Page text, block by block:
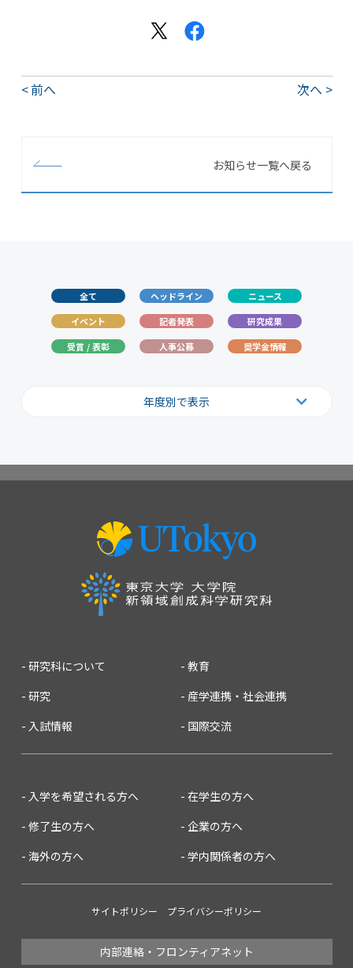
前へ 次へ
お知らせ一覧へ戻る
全て ヘッドライン
ニュース
イベント
記者発表
研究成果
受賞 / 表彰
人事公募 奨学金情報
年度別で表示
研究科について
教育
研究
産学連携・社会連携
入試情報
国際交流
入学を希望される方へ
在学生の方へ
修了生の方へ
企業の方へ
海外の方へ
学内関係者の方へ
サイトポリシー プライバシーポリシー
内部連絡・フロンティアネット